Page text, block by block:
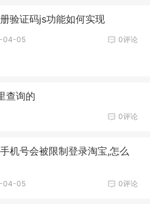
验证码js功能如何实现
0评论
04-05
查询的
0评论
机号会被限制登录淘宝,怎么
0评论
04-05